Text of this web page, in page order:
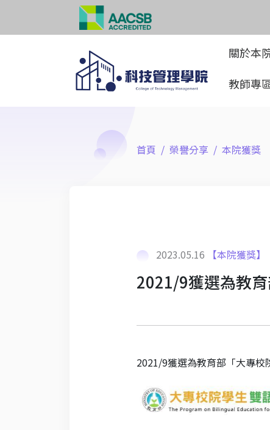
關於本
教師專
首頁 榮譽分享 本院獲獎
2023.05.16 【本院獲獎】
2021/9獲選為教
2021/9獲選為教育部「大專校